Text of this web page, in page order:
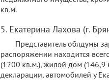
кв.м.
5. Екатерина Лахова (г.
Представитель облдумы
распоряжении находится
(1200 кв.м.), жилой дом (146,9
декларации, автомобилей у